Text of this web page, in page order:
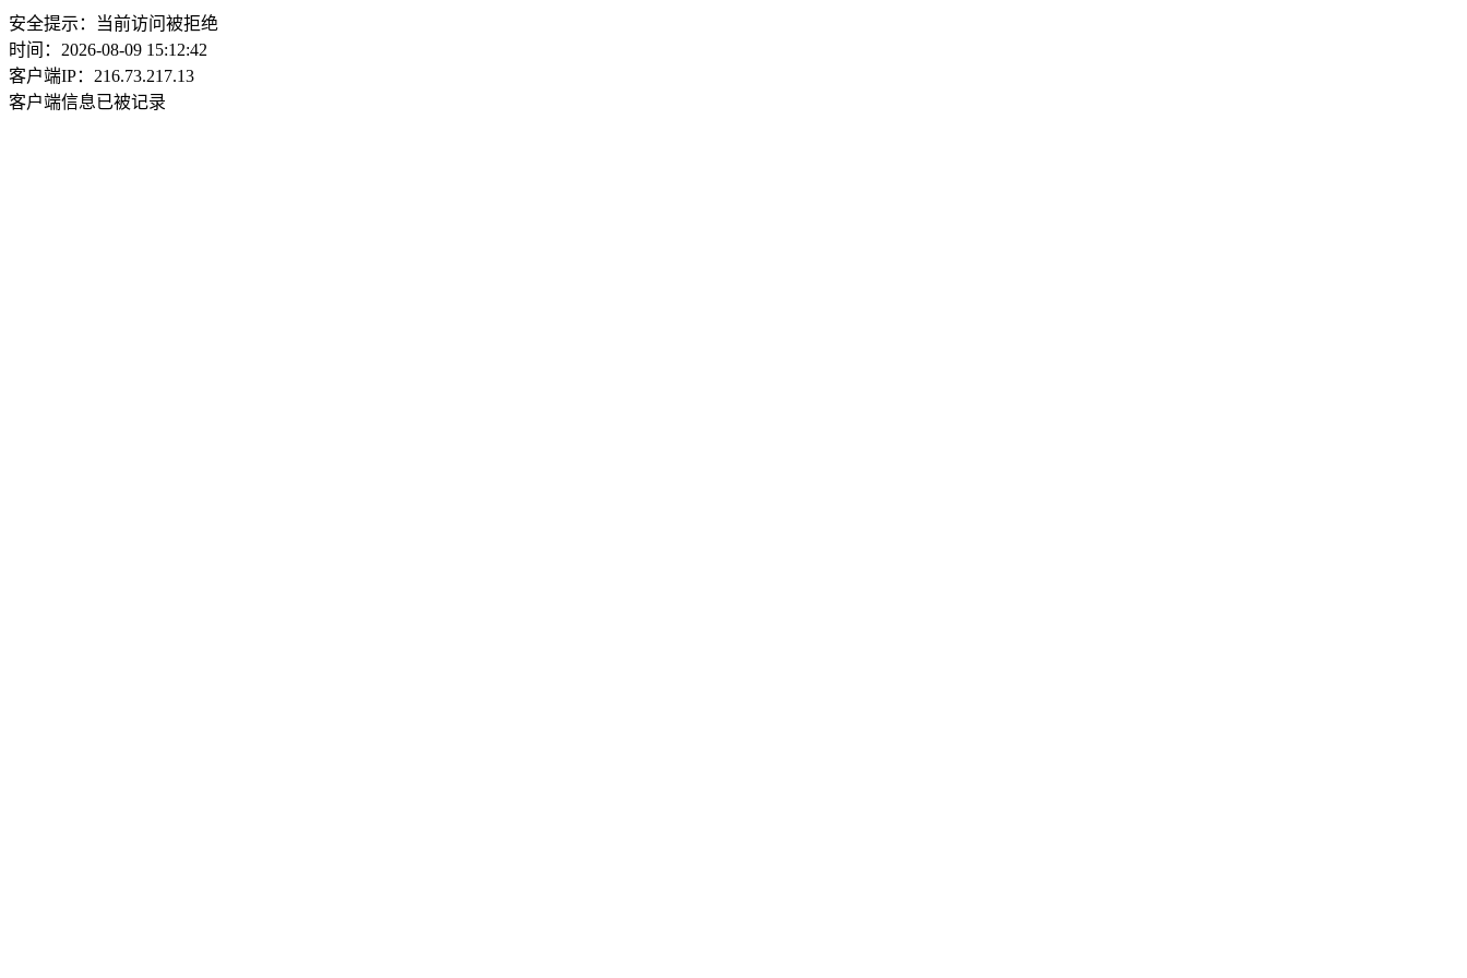
安全提示：当前访问被拒绝
时间：2026-08-09 15:12:42
客户端IP：216.73.217.13
客户端信息已被记录